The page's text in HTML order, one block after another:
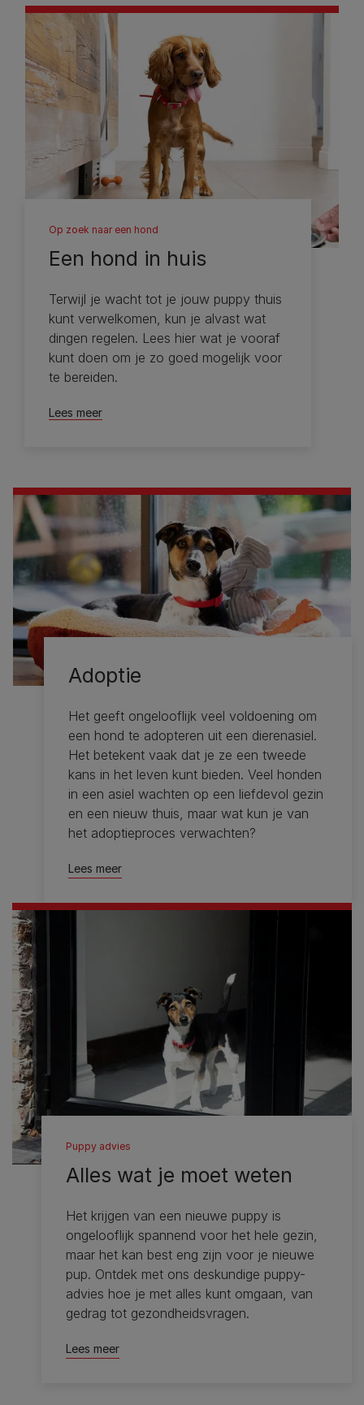
Op zoek naar een hond
Een hond in huis
Terwijl je wacht tot je jouw puppy thuis
kunt verwelkomen, kun je alvast wat
dingen regelen. Lees hier wat je vooraf
kunt doen om je zo goed mogelijk voor
te bereiden.
Lees meer
Adoptie
Het geeft ongelooflijk veel voldoening om
een ​​hond te adopteren uit een dierenasiel.
Het betekent vaak dat je ze een tweede
kans in het leven kunt bieden. Veel honden
in een asiel wachten op een liefdevol gezin
en een nieuw thuis, maar wat kun je van
het adoptieproces verwachten?
Lees meer
Puppy advies
Alles wat je moet weten
Het krijgen van een nieuwe puppy is
ongelooflijk spannend voor het hele gezin,
maar het kan best eng zijn voor je nieuwe
pup. Ontdek met ons deskundige puppy-
advies hoe je met alles kunt omgaan, van
gedrag tot gezondheidsvragen.
Lees meer